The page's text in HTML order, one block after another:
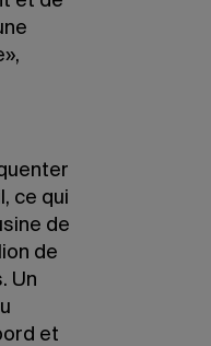
ce qui
de
de
Un
et